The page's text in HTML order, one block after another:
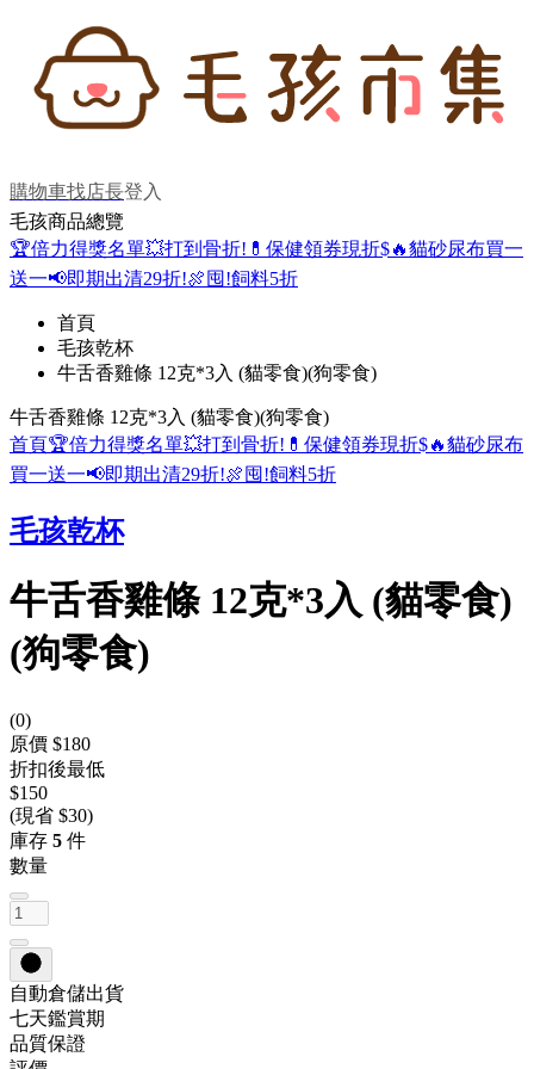
購物車找店長登入
毛孩商品總覽
🏆倍力得獎名單💥打到骨折! 💊保健領券現折$🔥貓砂尿布買一
送一📢即期出清29折!🍖囤!飼料5折
首頁
毛孩乾杯
牛舌香雞條 12克*3入 (貓零食)(狗零食)
牛舌香雞條 12克*3入 (貓零食)(狗零食)
首頁🏆倍力得獎名單💥打到骨折! 💊保健領券現折$🔥貓砂尿布
買一送一📢即期出清29折!🍖囤!飼料5折
毛孩乾杯
牛舌香雞條 12克*3入 (貓零食)
(狗零食)
(0)
原價 $180
折扣後最低
$150
(現省 $30)
庫存 5 件
數量
自動倉儲出貨
七天鑑賞期
品質保證